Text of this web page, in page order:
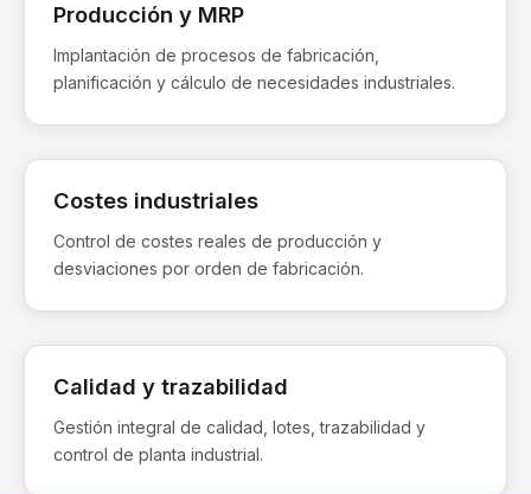
Producción y MRP
Implantación de procesos de fabricación,
planificación y cálculo de necesidades industriales.
Costes industriales
Control de costes reales de producción y
desviaciones por orden de fabricación.
Calidad y trazabilidad
Gestión integral de calidad, lotes, trazabilidad y
control de planta industrial.